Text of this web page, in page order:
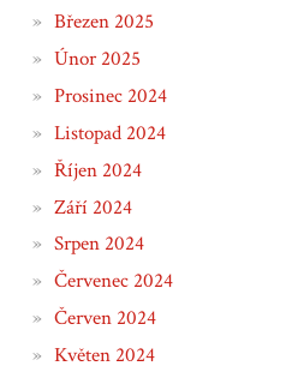
Březen 2025
Únor 2025
Prosinec 2024
Listopad 2024
Říjen 2024
Září 2024
Srpen 2024
Červenec 2024
Červen 2024
Květen 2024